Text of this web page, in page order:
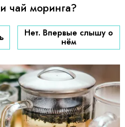
чай моринга?
Нет. Впервые слышу о
нём